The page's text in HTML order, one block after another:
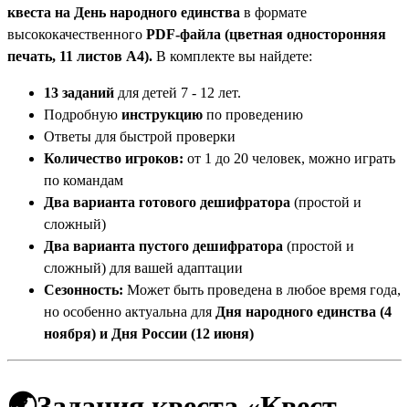
квеста на День народного единства в формате
высококачественного PDF-файла (цветная односторонняя
печать, 11 листов А4). В комплекте вы найдете:
13 заданий для детей 7 - 12 лет.
Подробную инструкцию по проведению
Ответы для быстрой проверки
Количество игроков: от 1 до 20 человек, можно играть
по командам
Два варианта готового дешифратора (простой и
сложный)
Два варианта пустого дешифратора (простой и
сложный) для вашей адаптации
Сезонность: Может быть проведена в любое время года,
но особенно актуальна для Дня народного единства (4
ноября) и Дня России (12 июня)